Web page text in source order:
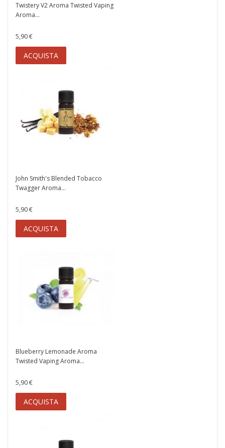
Twistery V2 Aroma Twisted Vaping
Aroma...
5,90 €
ACQUISTA
John Smith's Blended Tobacco
Twagger Aroma...
5,90 €
ACQUISTA
Blueberry Lemonade Aroma
Twisted Vaping Aroma...
5,90 €
ACQUISTA